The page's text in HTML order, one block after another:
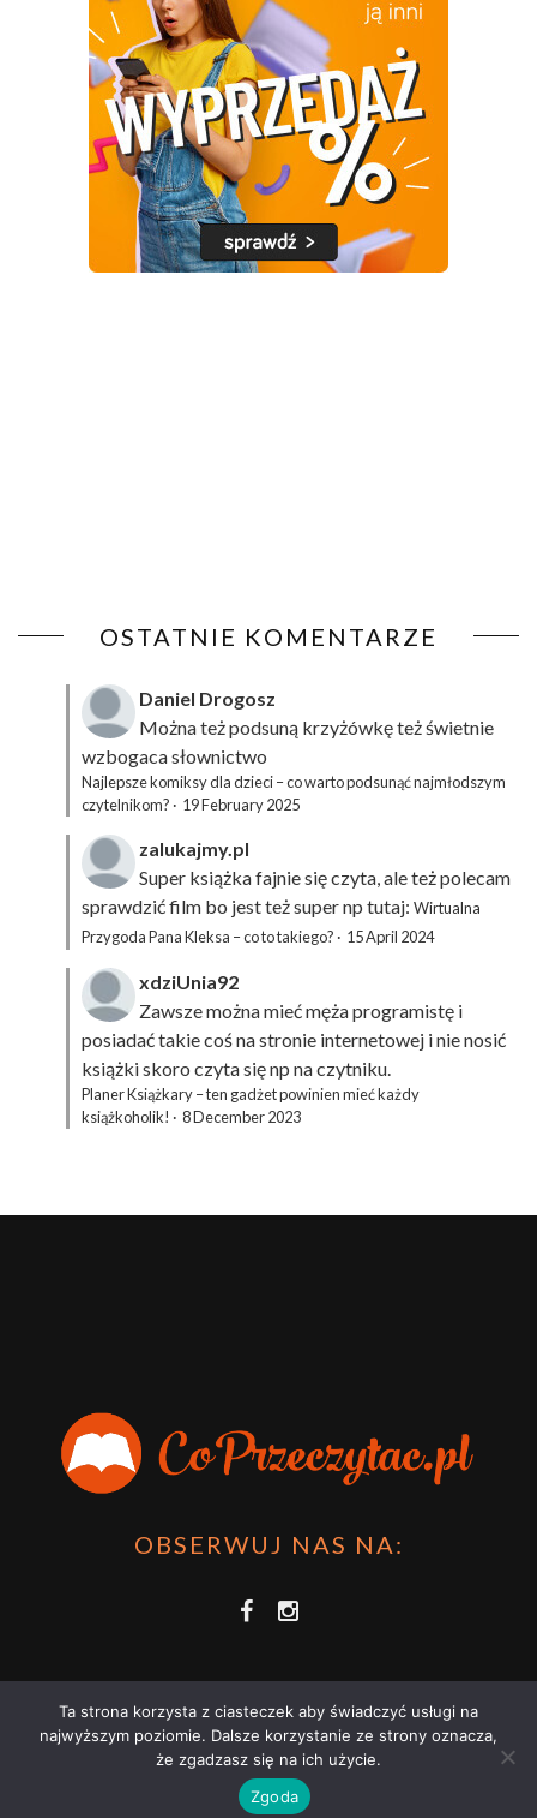
OSTATNIE KOMENTARZE
Daniel Drogosz
Można też podsuną krzyżówkęteż świetnie
wzbogaca słownictwo
Najlepsze komiksy dla dzieci – co warto podsunąć najmłodszym
czytelnikom? · 19 February 2025
zalukajmy.pl
Super książka fajnie się czyta, ale też polecam
sprawdzić film bo jest też super np tutaj: Wirtualna
Przygoda Pana Kleksa – co to takiego? · 15 April 2024
xdziUnia92
Zawsze można mieć męża programistę i
posiadać takie coś na stronie internetowej i nie nosić
książki skoro czyta się np na czytniku.
Planer Książkary – ten gadżet powinien mieć każdy
książkoholik! · 8 December 2023
OBSERWUJ NAS NA:
COPRZECZYTAĆ.PL 2021 | STRONA WYKORZYSTUJE PLIKI COOKIES |
POLITYKĄ PRYWATNOŚCI
Ta strona korzysta z ciasteczek aby świadczyć usługi na
najwyższym poziomie. Dalsze korzystanie ze strony oznacza,
że zgadzasz się na ich użycie.
Zgoda